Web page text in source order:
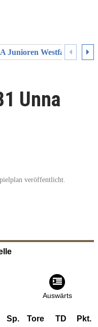
A Junioren Westfalenliga
Unna
veröffentlicht.
Auswärts
Sp. Tore TD Pkt.